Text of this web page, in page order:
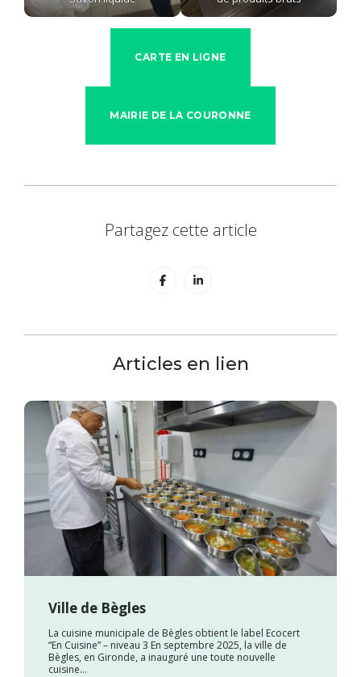
CARTE EN LIGNE
MAIRIE DE LA COURONNE
Partagez cette article
Articles en lien
Ville de Bègles
La cuisine municipale de Bègles obtient le label Ecocert
“En Cuisine” – niveau 3 En septembre 2025, la ville de
Bègles, en Gironde, a inauguré une toute nouvelle
cuisine...